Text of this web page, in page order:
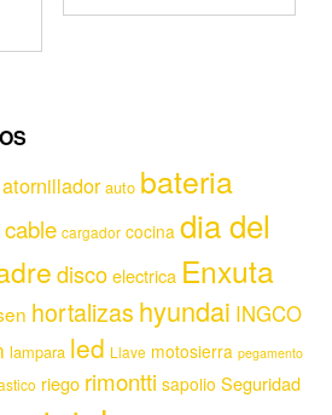
atornillador auto bateria
cable cargador cocina dia del
discoelectrica Enxuta
hortalizas hyundai INGCO
lampara led Llave motosierra pegamento
riego rimontti sapolio Seguridad